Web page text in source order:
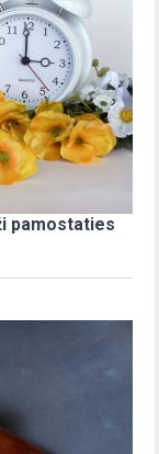
pamostaties